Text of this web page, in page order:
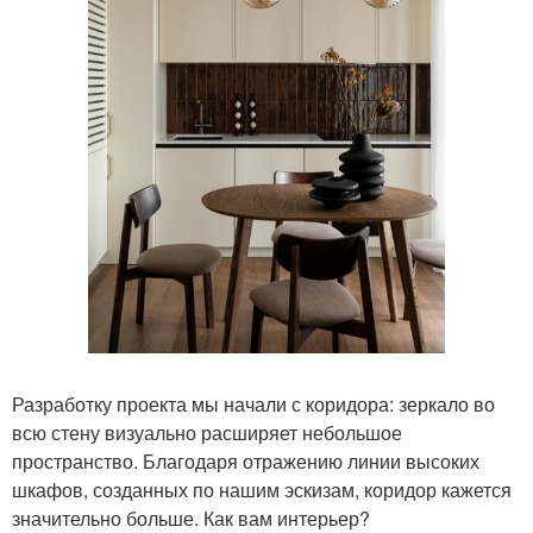
Разработку проекта мы начали с коридора: зеркало во
всю стену визуально расширяет небольшое
пространство. Благодаря отражению линии высоких
шкафов, созданных по нашим эскизам, коридор кажется
значительно больше. Как вам интерьер?